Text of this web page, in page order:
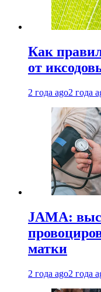
Как
от
2 года ago2 года
JAMA:
матки
2 года ago2 года